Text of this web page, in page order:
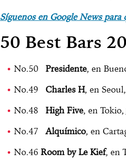
Síguenos en Google News
50 Best Bars
No.50 Presidente, en
No.49 Charles H, en
No.48 High Five, en Tokio,
No.47Alquímico, en
No.46 Room by Le Kief, en